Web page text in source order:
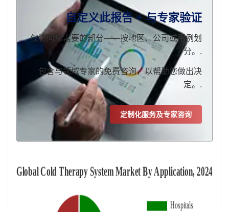
自定义此报告 + 与专家验证
仅访问您需要的部分——按地区、公司或用例划
分。.
包含与领域专家的免费咨询，以帮助您做出决
定。.
定制化服务及专家咨询